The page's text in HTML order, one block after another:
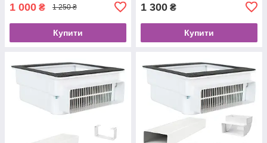
1 000 ₴ 1 250 ₴
Купити
1 300 ₴
Купити